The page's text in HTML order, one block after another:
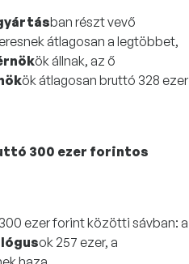
ban részt vevő
átlagosan a legtöbbet,
ök állnak, az ő
ök átlagosan bruttó 328 ezer
300 ezer forintos
ezer forint közötti sávban: a
ok 257 ezer, a